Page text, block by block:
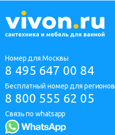
Номер для Москвы
8 495 647 00 84
Бесплатный номер для регионов
8 800 555 62 05
Связь по whatsapp